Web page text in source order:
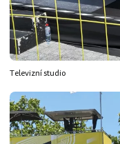
Televizní studio